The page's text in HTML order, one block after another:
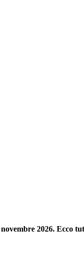
2026. Ecco